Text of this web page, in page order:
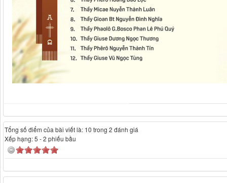
Tổng số điểm của bài viết là: 10 trong 2 đánh giá
Xếp hạng:5 -2 phiếu bầu